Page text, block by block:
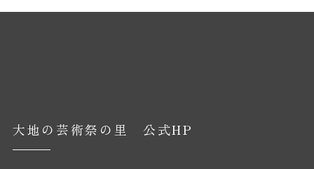
大地の芸術祭の里 公式HP